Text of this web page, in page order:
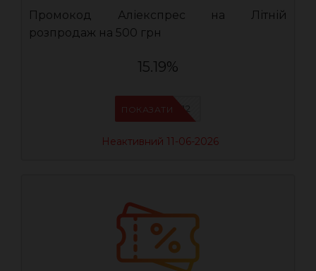
Промокод Аліекспрес на Літній
розпродаж на 500 грн
15.19%
LR12
ПОКАЗАТИ
Неактивний 11-06-2026